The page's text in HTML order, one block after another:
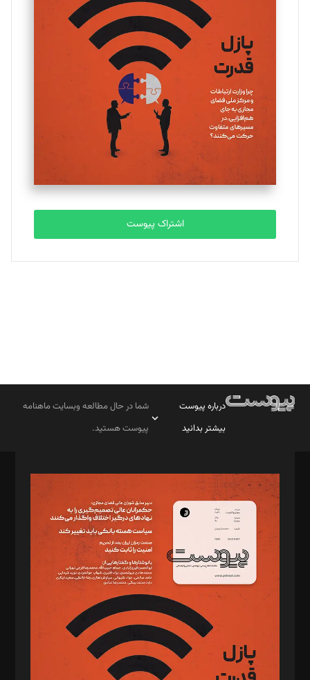
یسنا امان‌پور
تحریریه
ملینا جعفری
تحریریه
مصطفی مسجدی آرانی
تحریریه
بابک نقاش
تحریریه
اشتراک پیوست
درباره پیوست
بیشتر بدانید
شما در حال مطالعه وبسایت ماهنامه
پیوست هستید.
مدیر مسئول: محمدباقر اثنی‌عشری
سردبیر: مهرک محمودی
دبیر تحریریه: میثم قاسمی
د‌بیر ناداستان: سمانه سمیع
د‌بیر خدمت و تجارت: ابوالفضل رجبی
د‌بیر حقوق فناوری: حسام‌الدین ایپکچی
د‌بیر پیوست جهان: مینا پاکدل
د‌بیر تحریریه آنلاین: بابک نقاش
تحریریه‌: مجتبی محمود‌ی، آرش برهمند، یسنا امان‌پور، سروش کرمیان،
مصطفی مسجدی آرانی، ابوالفضل رجبی، زهرا فکرانه، فائزه فتحی
رستمی،مصطفی باستان